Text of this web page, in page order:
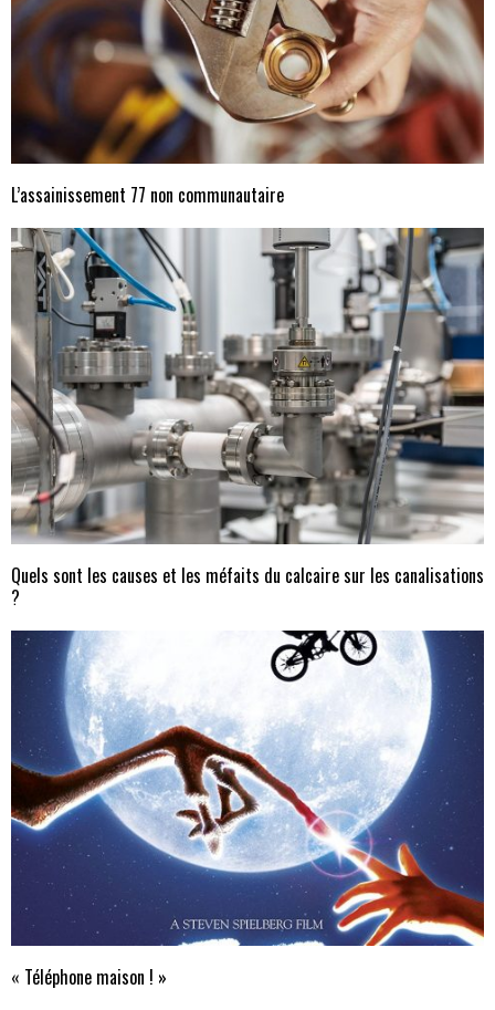
L’assainissement 77 non communautaire
Quels sont les causes et les méfaits du calcaire sur les canalisations
?
« Téléphone maison ! »